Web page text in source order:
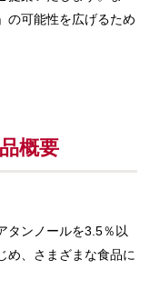
の可能性を広げるため
概要
タンノールを3.5％以
め、さまざまな食品に